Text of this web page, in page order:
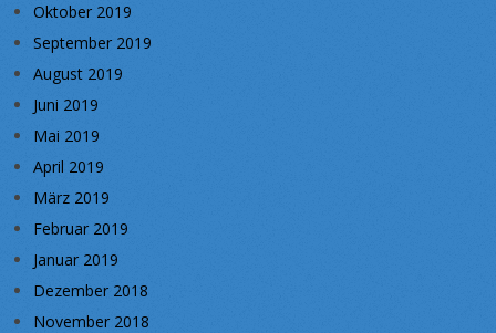
Oktober 2019
September 2019
August 2019
Juni 2019
Mai 2019
April 2019
März 2019
Februar 2019
Januar 2019
Dezember 2018
November 2018